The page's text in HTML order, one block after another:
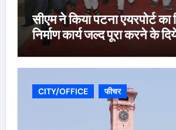
सीएम ने किया पटना एयरपोर्ट का
निर्माण कार्य जल्द पूरा करने के
CITY/OFFICE फीचर